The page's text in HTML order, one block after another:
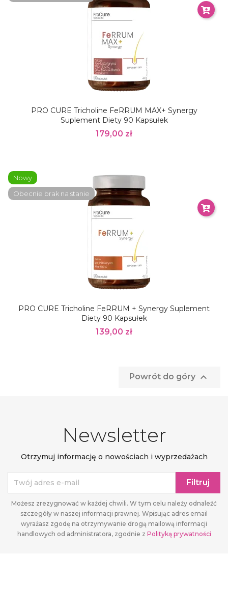
PRO CURE Tricholine FeRRUM MAX+ Synergy
Suplement Diety 90 Kapsułek
179,00 zł
PRO CURE Tricholine FeRRUM + Synergy Suplement
Diety 90 Kapsułek
139,00 zł
Nowy
Obecnie brak na stanie
Powrót do góry 
Newsletter
Otrzymuj informację o nowościach i wyprzedażach
Możesz zrezygnować w każdej chwili. W tym celu należy odnaleźć
szczegóły w naszej informacji prawnej. Wpisując adres email
wyrażasz zgodę na otrzymywanie drogą mailową informacji
handlowych od administratora, zgodnie z Polityką prywatności